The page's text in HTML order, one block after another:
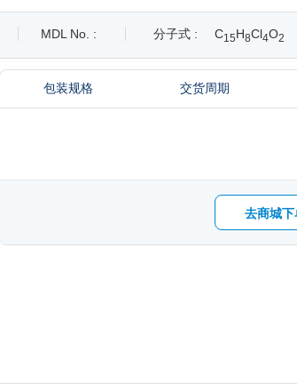
MDL No. : 分子式 : C1 5H8Cl4O2
包装规格 交货周期
去商城下